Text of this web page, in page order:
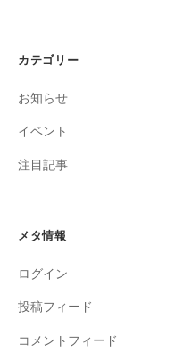
カテゴリー
お知らせ
イベント
注目記事
メタ情報
ログイン
投稿フィード
コメントフィード